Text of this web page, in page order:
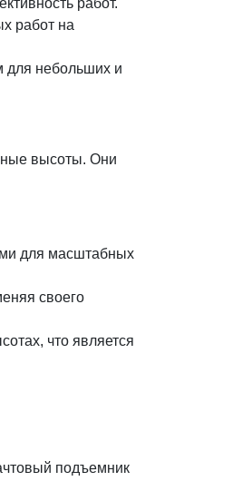
работ.
работ на
для небольших и
высоты. Они
для масштабных
своего
что является
подъемник